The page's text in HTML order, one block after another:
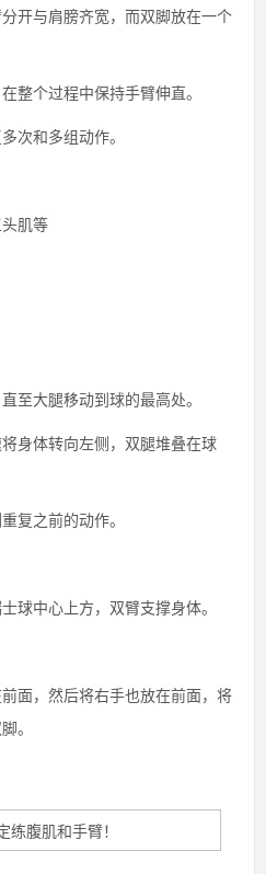
开与肩膀齐宽，而双脚放在一个
整个过程中保持手臂伸直。
次和多组动作。
肌等
至大腿移动到球的最高处。
身体转向左侧，双腿堆叠在球
复之前的动作。
球中心上方，双臂支撑身体。
面，然后将右手也放在前面，将
。